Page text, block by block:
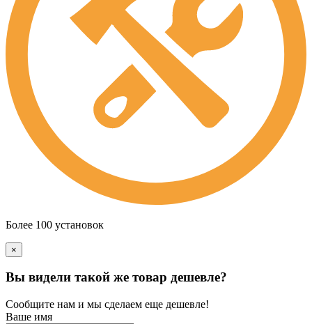
Более 100 установок
×
Вы видели такой же товар дешевле?
Сообщите нам и мы сделаем еще дешевле!
Ваше имя